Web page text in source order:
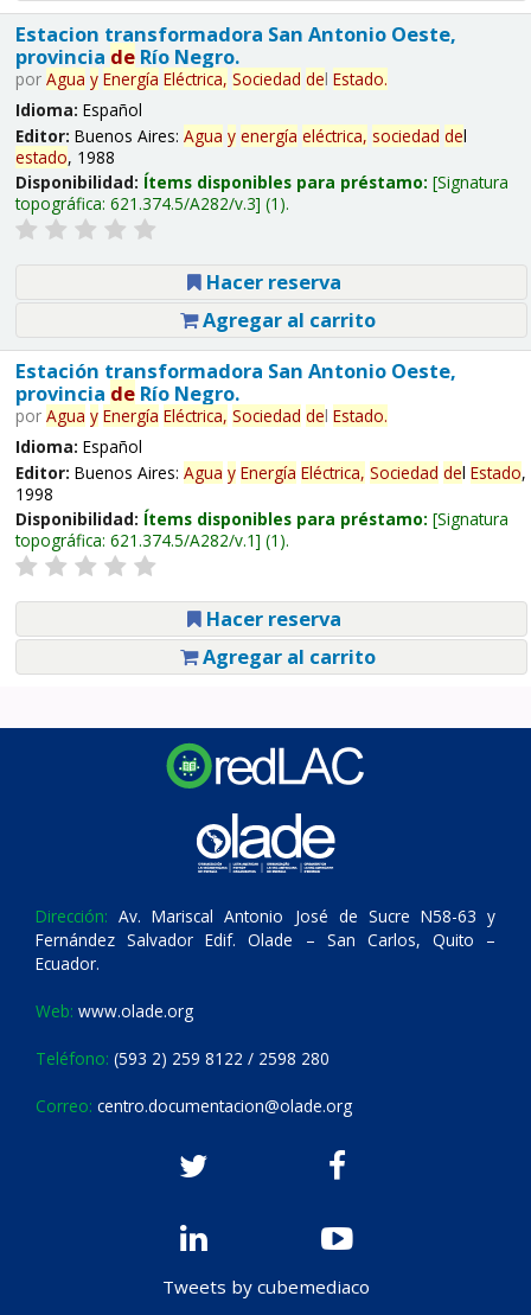
Estacion transformadora San Antonio Oeste,
provincia deRío Negro.
por Agua y Energía Eléctrica, Sociedad del Estado.
Idioma: Español
Editor: Buenos Aires: Agua y energía eléctrica, sociedad del
estado, 1988
Disponibilidad: Ítems disponibles para préstamo: Signatura
topográfica: 621.374.5/A282/v.3 (1).
Hacer reserva
Agregar al carrito
Estación transformadora San Antonio Oeste,
provincia deRío Negro.
por Agua y Energía Eléctrica, Sociedad del Estado.
Idioma: Español
Editor: Buenos Aires: Agua y Energía Eléctrica, Sociedad del Estado,
1998
Disponibilidad: Ítems disponibles para préstamo: Signatura
topográfica: 621.374.5/A282/v.1 (1).
Hacer reserva
Agregar al carrito
Dirección: Av. Mariscal Antonio José de Sucre N58-63 y
Fernández Salvador Edif. Olade – San Carlos, Quito –
Ecuador.
Web: www.olade.org
Teléfono: (593 2) 259 8122 / 2598 280
Correo: centro.documentacion@olade.org
Tweets by cubemediaco